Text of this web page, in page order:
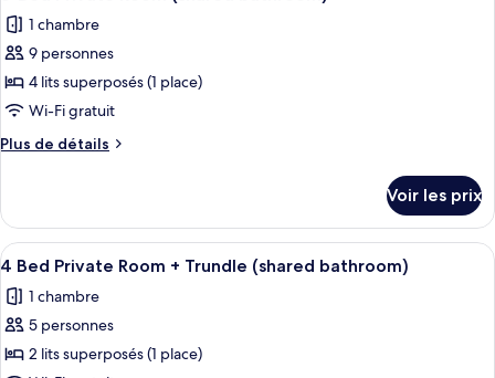
Room
(shared
bathroom)
6
Bed
Room
(shared
toutes
les
photos
pour
ce
type
de
8-
Bed
Private
Room
(shared
bathroom)
1 chambre
9 personnes
4 lits superposés (1 place)
Wi-Fi gratuit
Plus de détails
Plus
le
type
de
8-
Bed
Room
Voir les prix
Afficher
toutes
les
photos
pour
Une chambre de dortoir avec des
4
4 Bed Private Room + Trundle (shared bathroom)
1 chambre
5 personnes
2 lits superposés (1 place)